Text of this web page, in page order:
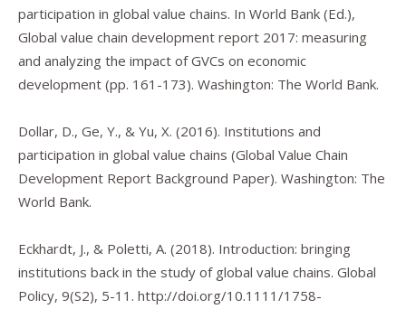
participation in global value chains. In World Bank (Ed.),
Global value chain development report 2017: measuring
and analyzing the impact of GVCs on economic
development (pp. 161-173). Washington: The World Bank.
Dollar, D., Ge, Y., & Yu, X. (2016). Institutions and
participation in global value chains (Global Value Chain
Development Report Background Paper). Washington: The
World Bank.
Eckhardt, J., & Poletti, A. (2018). Introduction: bringing
institutions back in the study of global value chains. Global
Policy, 9(S2), 5-11. http://doi.org/10.1111/1758-